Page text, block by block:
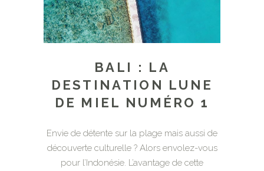
BALI : LA
DESTINATION LUNE
DE MIEL NUMÉRO 1
Envie de détente sur la plage mais aussi de
découverte culturelle ? Alors envolez-vous
pour l’Indonésie. L’avantage de cette